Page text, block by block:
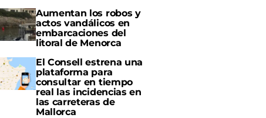
Aumentan los robos y
actos vandálicos en
embarcaciones del
litoral de Menorca
El Consell estrena una
plataforma para
consultar en tiempo
real las incidencias en
las carreteras de
Mallorca